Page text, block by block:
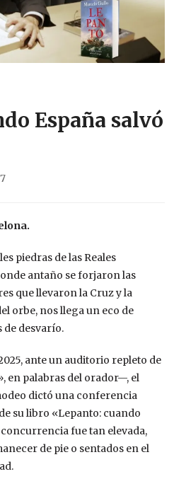
España salvó
piedras de las Reales
antaño se forjaron las
que llevaron la Cruz y la
orbe, nos llega un eco de
de desvarío.
ante un auditorio repleto de
en palabras del orador—, el
dictó una conferencia
su libro «Lepanto: cuando
concurrencia fue tan elevada,
de pie o sentados en el